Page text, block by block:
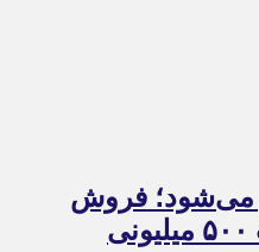
می‌شود؛ فروش